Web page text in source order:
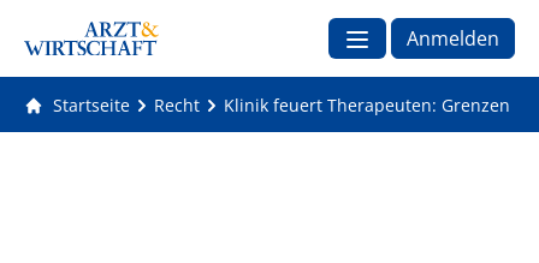
Anmelden
Startseite Recht Klinik feuert Therapeuten: Grenzen